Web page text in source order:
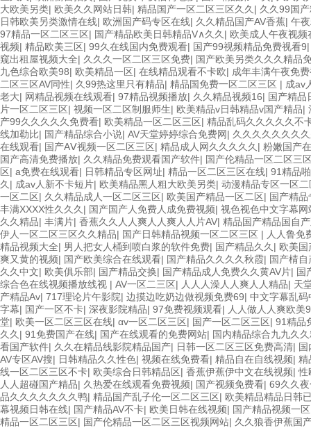
大欧美另类| 欧美久久网站日韩| 精品国产一区二区三区久久 | 久久99国
日韩欧美另类激情在线| 欧洲国产码专区在线| 久久精品国产AV香蕉| 午
97精品一区二区三区| 国产精品欧美日韩精品V∧久久 | 欧美成人午夜视频
视频| 精品欧美三区| 99久在线国内免费观看| 国产99视频精品免费视看9
窥出租屋视频大全| 久久久一区二区三区免费| 国产欧美另类久久久精品
九色综合欧美98| 欧美精品一区| 在线精品观看不卡欧| 成年丰满午夜免
二区三区AV同性| 久99热这里只有精品| 精品国免费一区二区三区 | 成av
老大| 网精品视频在线观看| 97精品视频播放| 久久精品视频16| 国产精品
片一区二区三区| 视频一区二区制服师生| 欧美精品v日韩精品v国产精品|
产99久久久久久免费看| 欧美精品一区二区三区| 精品乱码久久久久久不
线加勒比| 国产精品综合小说| AV天堂婷婷综合免费网| 久久久久久久久
在线观看| 国产AⅤ视频一区二区三区| 精品成人网久久久久久 | 粉嫩国产
国产高清免费播放| 久久精品免费观看国产软件| 国产伦精品一区二区三
区| a免费在线观看| 日韩精品专区网址| 精品一区二区三区在线| 91精品
久 | 成av人新不卡短片| 欧美精品黑人粗大欧美另类| 动漫精品专区一区
一区二区| 久久精品成人一区二区三区| 欧美国产精品一区二区| 国产精
丰满XXXX性久久久 | 国产国产人免费人成免费视频| 视色视色中文字幕网
久久精品| 丰满片| 香蕉久久人人爽人人爽人人片AV| 精品国产精品国自
伊人一区二区三区久久精品| 国产日韩精品视频一区二区三区 | 人人鲁免
精品视频大全| 男人把女人桶到喷白浆的软件免费| 国产精品久久 | 欧美国
爽又黄的视频| 国产欧美综合在线观看| 国产精品久久久久秋霞| 国产棈
久久中文| 欧美俱乐部| 国产精品交换| 国产精品成人免费久久黄AV片| 国
综合色在线视频播放线视 | AV一区二三区| 人人人澡人人爽人人精品| 天
产精品Av| 717理论片午影院| 边摸边吃奶边做视频免费69| 中文字幕乱
字幕| 国产一区不卡| 深夜影院精品| 97免费视频观看| 人人做人人爽欧美
堂| 欧美一区二区三区在线| αv一区二区三区| 国产一区二区三区| 91精品
久久 | 91免费国产在线| 国产在线观看的免费网站| 国内精品综合九九久
看国产软件| 久久在精品线影院精品国产| 日韩一区二区三区免费高清|
AV专区AV搜| 日韩精品久久性色| 视频在线免费看| 精品自在自线视频| 精
线一区二区三区不卡| 欧美综合日韩精品区| 香蕉伊蕉伊中文在线视频|性
人人超碰国产精品| 久热爱在线观看免费视频| 国产视频免费看| 69久久
品久久久久久久久鸭| 精品国产乱子伦一区二区三区| 欧美精品精品日韩
幕视频日韩在线| 国产精品AV不卡| 欧美日韩在线视频| 国产精品视频一区
精品一区二区三区| 国产伦精品一区二区三区视频网站| 久久狼香伊蕉国